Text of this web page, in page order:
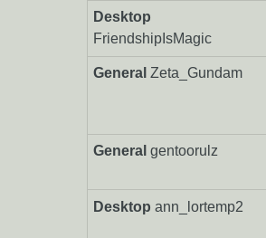
Desktop
FriendshipIsMagic
General Zeta_Gundam
General gentoorulz
Desktop ann_lortemp2